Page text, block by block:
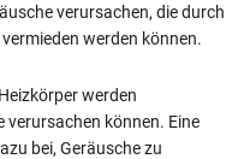
verursachen, die durch
werden können.
werden
verursachen können. Eine
bei, Geräusche zu